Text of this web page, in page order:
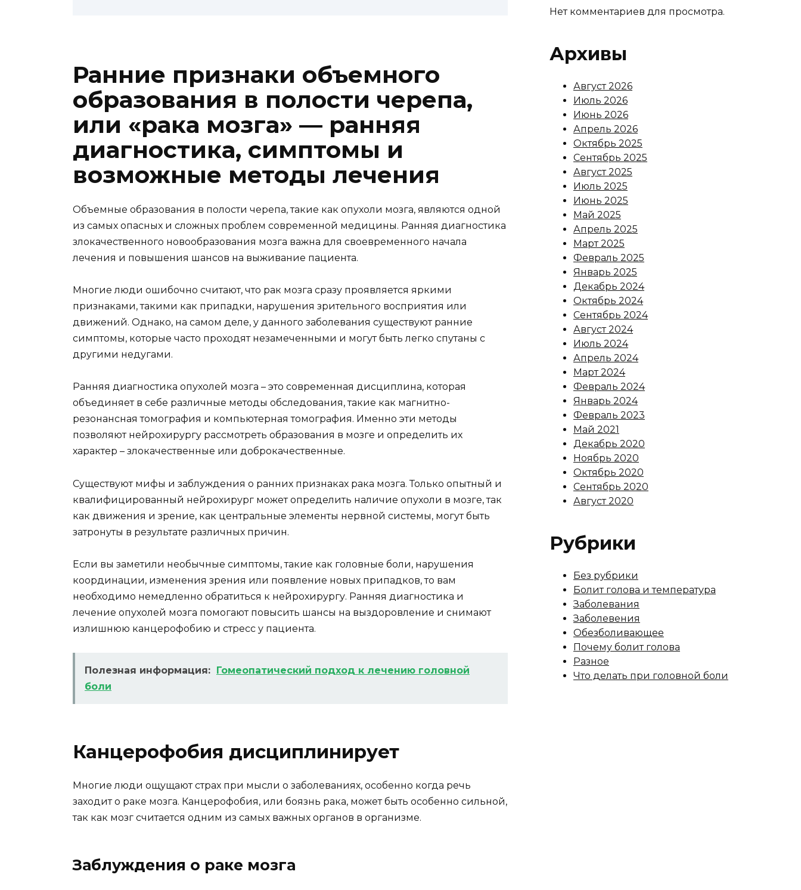
Ранние признаки объемного
образования в полости черепа,
или «рака мозга» — ранняя
диагностика, симптомы и
возможные методы лечения
Объемные образования в полости черепа, такие как опухоли мозга, являются одной
из самых опасных и сложных проблем современной медицины. Ранняя диагностика
злокачественного новообразования мозга важна для своевременного начала
лечения и повышения шансов на выживание пациента.
Многие люди ошибочно считают, что рак мозга сразу проявляется яркими
признаками, такими как припадки, нарушения зрительного восприятия или
движений. Однако, на самом деле, у данного заболевания существуют ранние
симптомы, которые часто проходят незамеченными и могут быть легко спутаны с
другими недугами.
Ранняя диагностика опухолей мозга – это современная дисциплина, которая
объединяет в себе различные методы обследования, такие как магнитно-
резонансная томография и компьютерная томография. Именно эти методы
позволяют нейрохирургу рассмотреть образования в мозге и определить их
характер – злокачественные или доброкачественные.
Существуют мифы и заблуждения о ранних признаках рака мозга. Только опытный и
квалифицированный нейрохирург может определить наличие опухоли в мозге, так
как движения и зрение, как центральные элементы нервной системы, могут быть
затронуты в результате различных причин.
Если вы заметили необычные симптомы, такие как головные боли, нарушения
координации, изменения зрения или появление новых припадков, то вам
необходимо немедленно обратиться к нейрохирургу. Ранняя диагностика и
лечение опухолей мозга помогают повысить шансы на выздоровление и снимают
излишнюю канцерофобию и стресс у пациента.
Полезная информация: Гомеопатический подход к лечению головной
боли
Канцерофобия дисциплинирует
Многие люди ощущают страх при мысли о заболеваниях, особенно когда речь
заходит о раке мозга. Канцерофобия, или боязнь рака, может быть особенно сильной,
так как мозг считается одним из самых важных органов в организме.
Заблуждения о раке мозга
Нет комментариев для просмотра.
Архивы
Август 2026
Июль 2026
Июнь 2026
Апрель 2026
Октябрь 2025
Сентябрь 2025
Август 2025
Июль 2025
Июнь 2025
Май 2025
Апрель 2025
Март 2025
Февраль 2025
Январь 2025
Декабрь 2024
Октябрь 2024
Сентябрь 2024
Август 2024
Июль 2024
Апрель 2024
Март 2024
Февраль 2024
Январь 2024
Февраль 2023
Май 2021
Декабрь 2020
Ноябрь 2020
Октябрь 2020
Сентябрь 2020
Август 2020
Рубрики
Без рубрики
Болит голова и температура
Заболевания
Заболевения
Обезболивающее
Почему болит голова
Разное
Что делать при головной боли